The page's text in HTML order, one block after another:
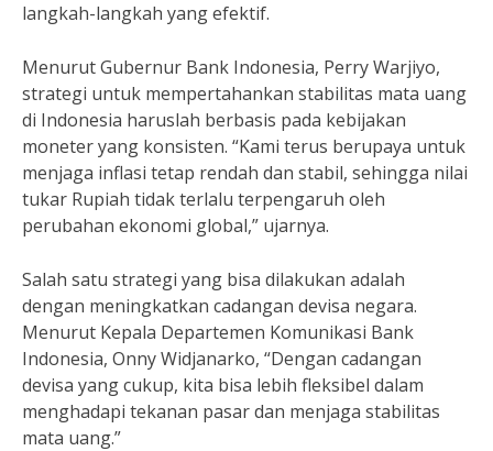
langkah-langkah yang efektif.
Menurut Gubernur Bank Indonesia, Perry Warjiyo,
strategi untuk mempertahankan stabilitas mata uang
di Indonesia haruslah berbasis pada kebijakan
moneter yang konsisten. “Kami terus berupaya untuk
menjaga inflasi tetap rendah dan stabil, sehingga nilai
tukar Rupiah tidak terlalu terpengaruh oleh
perubahan ekonomi global,” ujarnya.
Salah satu strategi yang bisa dilakukan adalah
dengan meningkatkan cadangan devisa negara.
Menurut Kepala Departemen Komunikasi Bank
Indonesia, Onny Widjanarko, “Dengan cadangan
devisa yang cukup, kita bisa lebih fleksibel dalam
menghadapi tekanan pasar dan menjaga stabilitas
mata uang.”